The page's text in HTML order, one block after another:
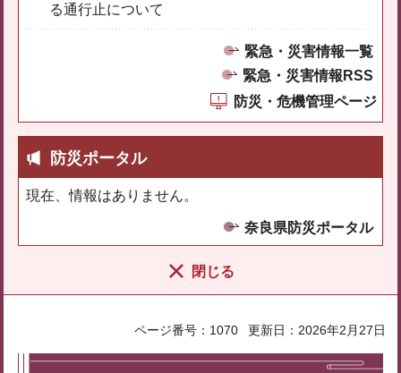
る通行止について
緊急・災害情報一覧
緊急・災害情報RSS
防災・危機管理ページ
防災ポータル
現在、情報はありません。
奈良県防災ポータル
閉じる
ページ番号：1070 更新日：2026年2月27日